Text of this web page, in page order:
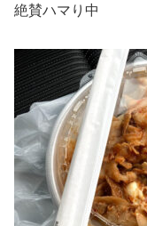
絶賛ハマり中